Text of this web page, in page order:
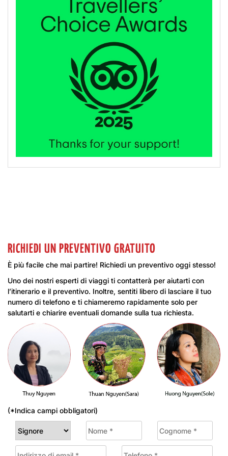
RICHIEDI UN PREVENTIVO GRATUITO
È più facile che mai partire! Richiedi un preventivo oggi stesso!
Uno dei nostri esperti di viaggi ti contatterà per aiutarti con
l’itinerario e il preventivo. Inoltre, sentiti libero di lasciare il tuo
numero di telefono e ti chiameremo rapidamente solo per
salutarti e chiarire eventuali domande sulla tua richiesta.
(*Indica campi obbligatori)